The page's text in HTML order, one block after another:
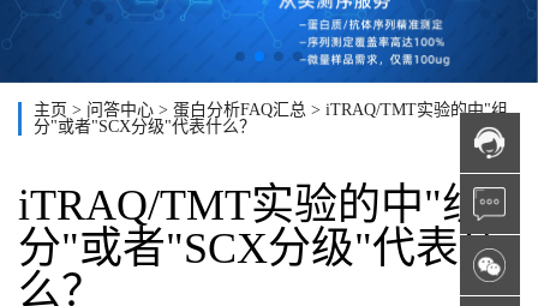
主页 > 问答中心 > 蛋白分析FAQ汇总 > iTRAQ/TMT实验的中"组
分"或者"SCX分级"代表什么？
iTRAQ/TMT实验的中"组
分"或者"SCX分级"代表什
么？